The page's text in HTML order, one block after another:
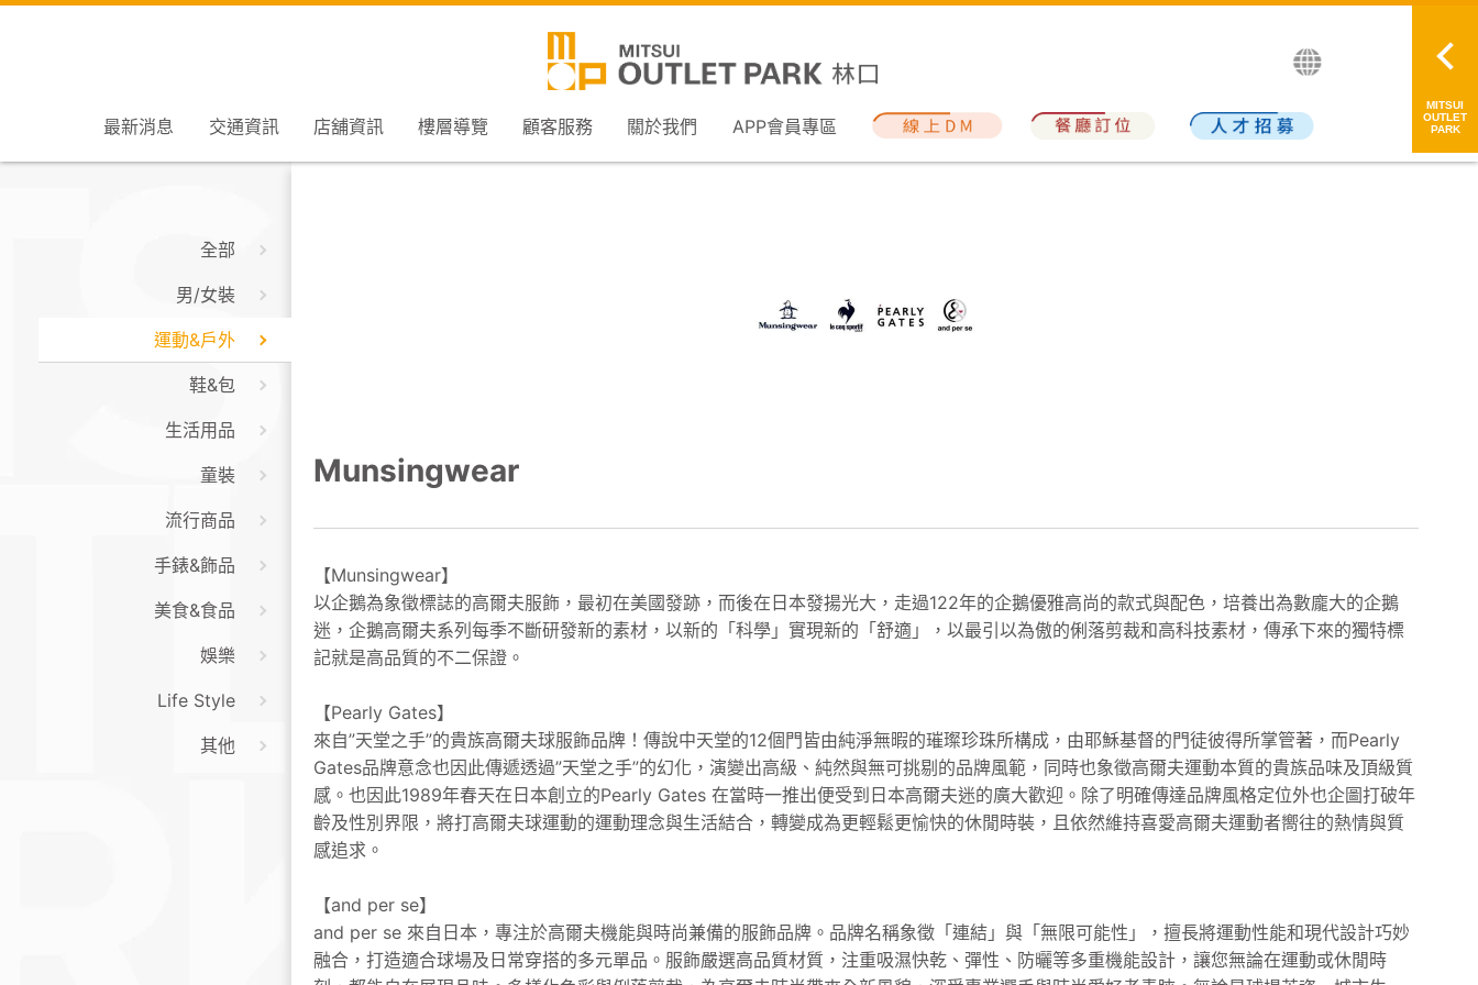
日本語
最新消息 交通資訊 店舖資訊 樓層導覽 顧客服務 關於我們 APP會員專區
MITSUI
OUTLET
PARK
全部
男/女裝
運動&戶外
鞋&包
生活用品
童裝
流行商品
手錶&飾品
美食&食品
娛樂
Life Style
其他
Munsingwear
【Munsingwear】
以企鵝為象徵標誌的高爾夫服飾，最初在美國發跡，而後在日本發揚光大，走過122年的企鵝優雅高尚的款式與配色，培養出為數龐大的企鵝
迷，企鵝高爾夫系列每季不斷研發新的素材，以新的「科學」實現新的「舒適」，以最引以為傲的俐落剪裁和高科技素材，傳承下來的獨特標
記就是高品質的不二保證。
【Pearly Gates】
來自”天堂之手”的貴族高爾夫球服飾品牌！傳說中天堂的12個門皆由純淨無暇的璀璨珍珠所構成，由耶穌基督的門徒彼得所掌管著，而Pearly
Gates品牌意念也因此傳遞透過”天堂之手”的幻化，演變出高級、純然與無可挑剔的品牌風範，同時也象徵高爾夫運動本質的貴族品味及頂級質
感。也因此1989年春天在日本創立的Pearly Gates 在當時一推出便受到日本高爾夫迷的廣大歡迎。除了明確傳達品牌風格定位外也企圖打破年
齡及性別界限，將打高爾夫球運動的運動理念與生活結合，轉變成為更輕鬆更愉快的休閒時裝，且依然維持喜愛高爾夫運動者嚮往的熱情與質
感追求。
【and per se】
and per se 來自日本，專注於高爾夫機能與時尚兼備的服飾品牌。品牌名稱象徵「連結」與「無限可能性」，擅長將運動性能和現代設計巧妙
融合，打造適合球場及日常穿搭的多元單品。服飾嚴選高品質材質，注重吸濕快乾、彈性、防曬等多重機能設計，讓您無論在運動或休閒時